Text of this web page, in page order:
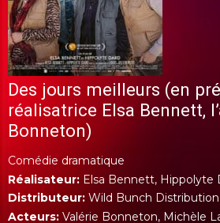
Des jours meilleurs (en
réalisatrice Elsa Bennett,
Bonneton)
Comédie dramatique
Réalisateur: Elsa Bennett, Hippolyte
Distributeur: Wild Bunch Distribution
Acteurs: Valérie Bonneton, Michèle